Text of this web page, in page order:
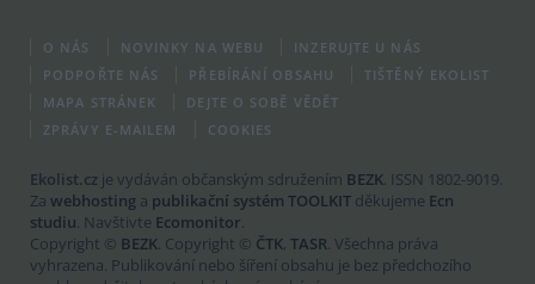
O NÁS NOVINKY NA WEBU
INZERUJTE U NÁS
PODPOŘTE NÁS
PŘEBÍRÁNÍ OBSAHU
TIŠTĚNÝ EKOLIST
MAPA STRÁNEK
DEJTE O SOBĚ VĚDĚT
ZPRÁVY E-MAILEM
COOKIES
Ekolist.cz je vydáván občanským sdružením BEZK. ISSN 1802-9019.
Za webhosting a publikační systém TOOLKIT děkujeme Ecn
studiu. Navštivte Ecomonitor.
Copyright © BEZK. Copyright © ČTK, TASR. Všechna práva
vyhrazena. Publikování nebo šíření obsahu je bez předchozího